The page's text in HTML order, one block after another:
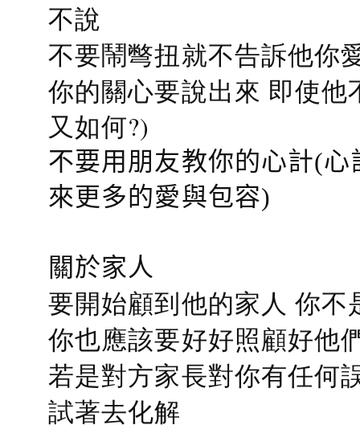
不說
不要鬧彆扭就不告訴他你
你的關心要說出來 即使
又如何?)
不要用朋友教你的心計(
來更多的愛與包容)
關於家人
要開始顧到他的家人 你
你也應該要好好照顧好他
若是對方家長對你有任何
試著去化解